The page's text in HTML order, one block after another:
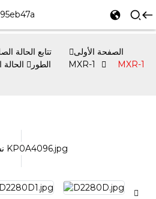
الصفحة الأولى تتابع الحالة
الطور
الحالة الصلبة أحادية الطور من سلسلة MXR-1
MXR-1